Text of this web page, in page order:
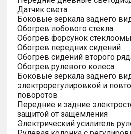
Датчик света
Боковые зеркала заднего
Обогрев лобового стекла
Обогрев форсунок
Обогрев передних сидений
Обогрев сидений второго
Обогрев рулевого колеса
Боковые зеркала заднего
электрорегулировкой и
поворотов
Передние и задние
защитой от защемления
Электрический усилитель